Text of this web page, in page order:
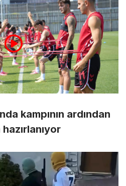
kampının ardından